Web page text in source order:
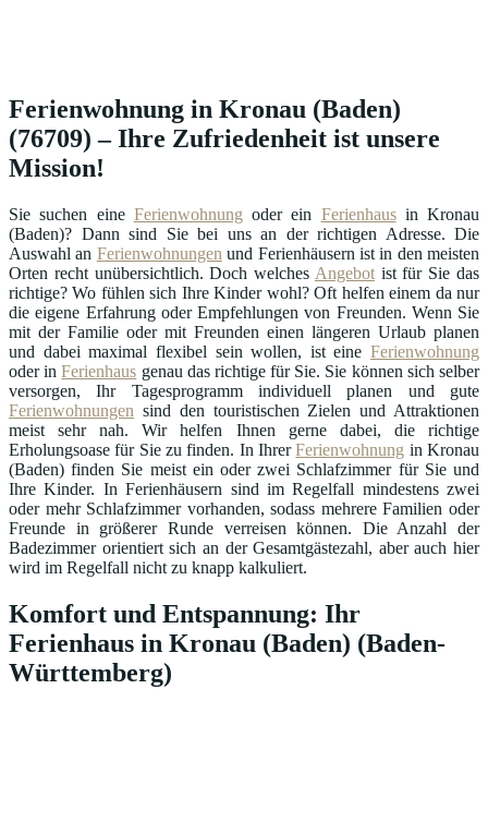
Ferienwohnung in Kronau (Baden)
(76709) – Ihre Zufriedenheit ist unsere
Mission!
Sie suchen eine Ferienwohnung oder ein Ferienhausin Kronau
(Baden)? Dann sind Sie bei uns an der richtigen Adresse. Die
Auswahl an Ferienwohnungen und Ferienhäusern ist in den meisten
Orten recht unübersichtlich. Doch welches Angebotist für Sie das
richtige? Wo fühlen sich Ihre Kinder wohl? Oft helfen einem da nur
die eigene Erfahrung oder Empfehlungen von Freunden. Wenn Sie
mit der Familie oder mit Freunden einen längeren Urlaub planen
und dabei maximal flexibel sein wollen, ist eine Ferienwohnung
oder inFerienhaus genau das richtige für Sie. Sie können sich selber
versorgen, Ihr Tagesprogramm individuell planen und gute
Ferienwohnungen sind den touristischen Zielen und Attraktionen
meist sehr nah. Wir helfen Ihnen gerne dabei, die richtige
Erholungsoase für Sie zu finden. In IhrerFerienwohnung in Kronau
(Baden) finden Sie meist ein oder zwei Schlafzimmer für Sie und
Ihre Kinder. In Ferienhäusern sind im Regelfall mindestens zwei
oder mehr Schlafzimmer vorhanden, sodass mehrere Familien oder
Freunde in größerer Runde verreisen können. Die Anzahl der
Badezimmer orientiert sich an der Gesamtgästezahl, aber auch hier
wird im Regelfall nicht zu knapp kalkuliert.
Komfort und Entspannung: Ihr
Ferienhaus in Kronau (Baden) (Baden-
Württemberg)